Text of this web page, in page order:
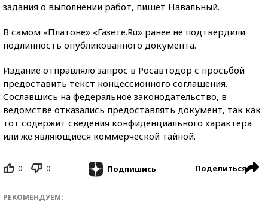
задания о выполнении работ, пишет Навальный.
В самом «Платоне» «Газете.Ru» ранее не подтвердили
подлинность опубликованного документа.
Издание отправляло запрос в Росавтодор с просьбой
предоставить текст концессионного соглашения.
Сославшись на федеральное законодательство, в
ведомстве отказались предоставлять документ, так как
тот содержит сведения конфиденциального характера
или же являющиеся коммерческой тайной.
0 0 Подпишись Поделиться
РЕКОМЕНДУЕМ: